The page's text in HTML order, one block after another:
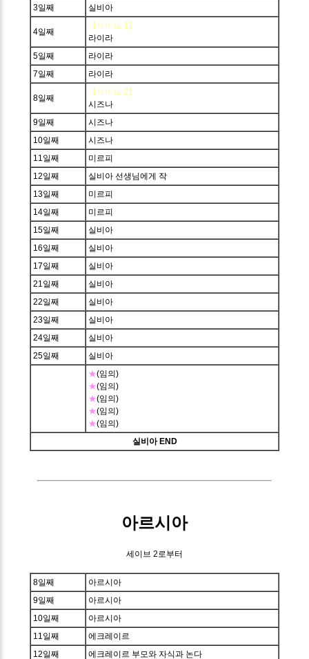
3일째
실비아
4일째
【세이브 1】
라이라
5일째
라이라
7일째
라이라
8일째
【세이브 2】
시즈나
9일째
시즈나
10일째
시즈나
11일째
미르피
12일째
실비아 선생님에게 작
13일째
미르피
14일째
미르피
15일째
실비아
16일째
실비아
17일째
실비아
21일째
실비아
22일째
실비아
23일째
실비아
24일째
실비아
25일째
실비아
★(임의)
★(임의)
★(임의)
★(임의)
★(임의)
실비아 END
아르시아
세이브 2로부터
8일째
아르시아
9일째
아르시아
10일째
아르시아
11일째
에크레이르
12일째
에크레이르 부모와 자식과 논다